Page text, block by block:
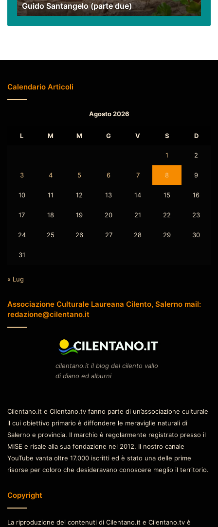
(parte
due)
Guido Santangelo (parte due)
Calendario Articoli
Agosto 2026
L M M G V S D
1 2
3 4 5 6 7 8 9
10 11 12 13 14 15 16
17 18 19 20 21 22 23
24 25 26 27 28 29 30
31
« Lug
Associazione Culturale Laureana Cilento, Salerno mail:
redazione@cilentano.it
cilentano.it il blog del cilento vallo
di diano ed alburni
Cilentano.it e Cilentano.tv fanno parte di un’associazione culturale
il cui obiettivo primario è diffondere le meraviglie naturali di
Salerno e provincia. Il marchio è regolarmente registrato presso il
MISE e risale alla sua fondazione nel 2012. Il nostro canale
YouTube vanta oltre 17.000 iscritti ed è stato una delle prime
risorse per coloro che desideravano conoscere meglio il territorio.
Copyright
La riproduzione dei contenuti di Cilentano.it e Cilentano.tv è